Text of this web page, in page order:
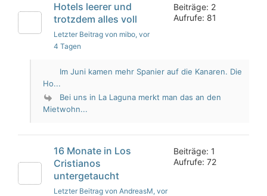
Hotels leerer und
trotzdem alles voll
Letzter Beitrag von mibo, vor
4 Tagen
Beiträge: 2
Aufrufe: 81
Im Juni kamen mehr Spanier auf die Kanaren. Die
Ho...
Bei uns in La Laguna merkt man das an den
Mietwohn...
16 Monate in Los
Cristianos
untergetaucht
Letzter Beitrag von AndreasM, vor
Beiträge: 1
Aufrufe: 72